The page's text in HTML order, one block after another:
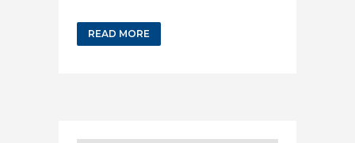
READ MORE